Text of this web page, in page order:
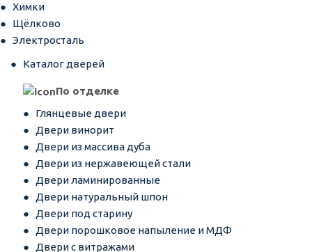
Химки
Щёлково
Электросталь
Каталог дверей
По отделке
Глянцевые двери
Двери винорит
Двери из массива дуба
Двери из нержавеющей стали
Двери ламинированные
Двери натуральный шпон
Двери под старину
Двери порошковое напыление и МДФ
Двери с витражами